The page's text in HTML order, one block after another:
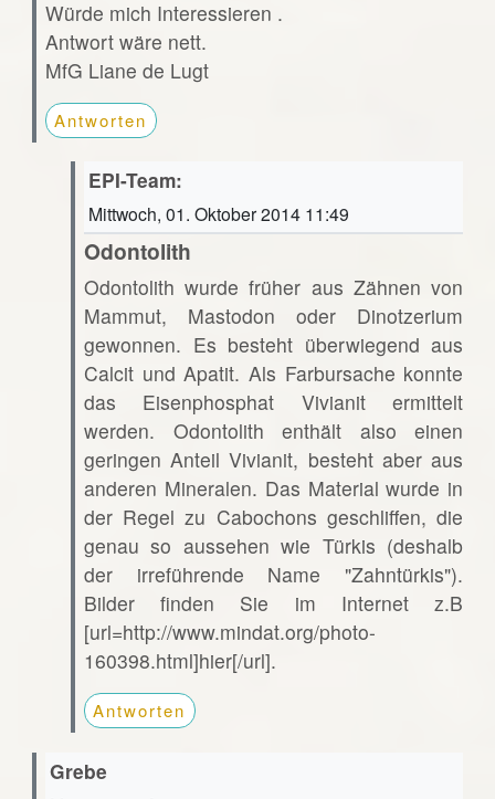
Würde mich Interessieren .
Antwort wäre nett.
MfG Liane de Lugt
Antworten
EPI-Team:
Mittwoch, 01. Oktober 2014 11:49
Odontolith
Odontolith wurde früher aus Zähnen von
Mammut, Mastodon oder Dinotzerium
gewonnen. Es besteht überwiegend aus
Calcit und Apatit. Als Farbursache konnte
das Eisenphosphat Vivianit ermittelt
werden. Odontolith enthält also einen
geringen Anteil Vivianit, besteht aber aus
anderen Mineralen. Das Material wurde in
der Regel zu Cabochons geschliffen, die
genau so aussehen wie Türkis (deshalb
der irreführende Name "Zahntürkis").
Bilder finden Sie im Internet z.B
[url=http://www.mindat.org/photo-
160398.html]hier[/url].
Antworten
Grebe